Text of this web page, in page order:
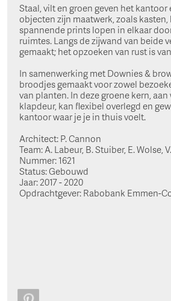
Staal, vilt en groen geven het
objecten zijn maatwerk, zoals
spannende prints lopen in elkaar
ruimtes. Langs de zijwand van beide
gemaakt; het opzoeken van rust is
In samenwerking met Downies &
broodjes gemaakt voor zowel
van planten. In deze groene kern,
klapdeur, kan flexibel overlegd en
kantoor waar je je in thuis voelt.
Architect: P. Cannon
Team: A. Labeur, B. Stuiber, E. Wolse,
Nummer: 1621
Status: Gebouwd
Jaar: 2017 - 2020
Opdrachtgever: Rabobank Emmen-